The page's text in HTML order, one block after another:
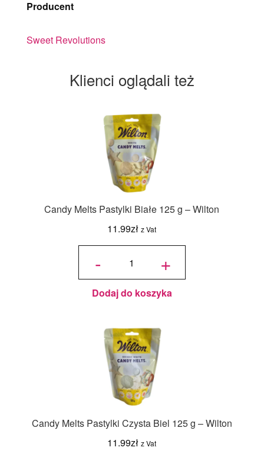
Producent
Sweet Revolutions
Klienci oglądali też
Candy Melts Pastylki Białe 125 g – Wilton
11.99zł z Vat
-
ilość
Pastylki
Białe
125 g -
Wilton +
Dodaj do koszyka
Candy Melts Pastylki Czysta Biel 125 g – Wilton
11.99zł z Vat